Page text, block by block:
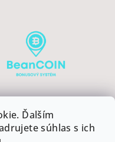
Ďalším
súhlas s ich